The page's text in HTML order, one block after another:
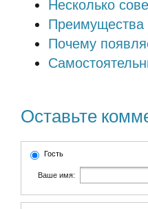
Несколько
Преимущества
Почему
Оставьте
Гость
Ваше имя: